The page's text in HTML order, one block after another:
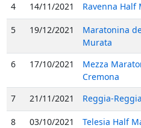
4 14/11/2021 Ravenna Half
5 19/12/2021
Maratonina
Murata
6 17/10/2021
Mezza
Cremona
7 21/11/2021 Reggia-Reggia
8 03/10/2021 Telesia Half